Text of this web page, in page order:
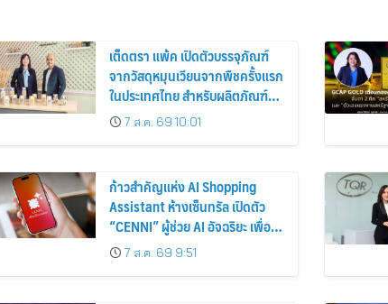
เต็ดตรา แพ้ค เปิดตัวบรรจุภัณฑ์
จากวัสดุหมุนเวียนจากพืชครั้งแรก
ในประเทศไทย สำหรับผลิตภัณฑ์นม
เชียงใหม่ เฟรชมิลค์
7 ส.ค. 69 10:01
ก้าวสำคัญแห่ง AI Shopping
Assistant ห้างเซ็นทรัล เปิดตัว
“CENNI” ผู้ช่วย AI อัจฉริยะ เพื่อน
รู้ใจสายช้อปคนใหม่ ร่วมยกระดับ
ประสบการณ์ช้อปปิ้งให้ง่ายขึ้นได้
7 ส.ค. 69 9:51